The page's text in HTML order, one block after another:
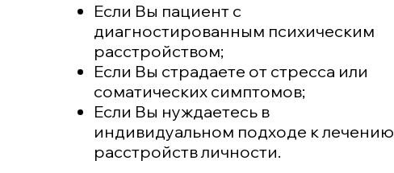
Если Вы пациент с
диагностированным психическим
расстройством;
Если Вы страдаете от стресса или
соматических симптомов;
Если Вы нуждаетесь в
индивидуальном подходе к лечению
расстройств личности.